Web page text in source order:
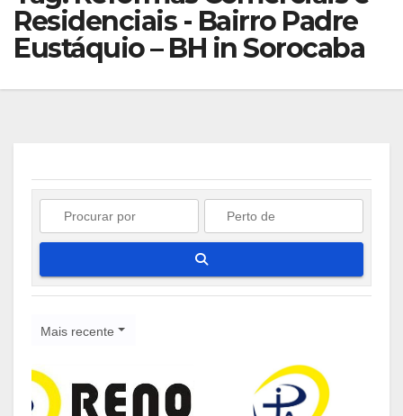
Residenciais - Bairro Padre
Eustáquio – BH in Sorocaba
Mais recente